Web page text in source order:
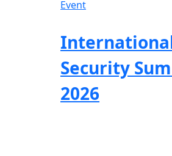
Event
Security
2026